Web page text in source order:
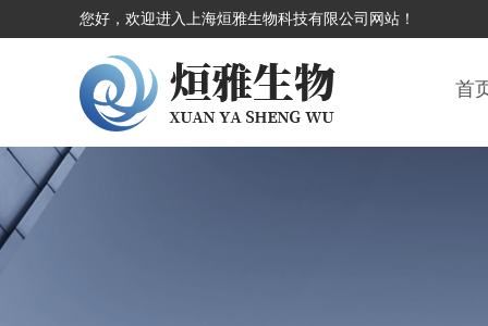
您好，欢迎进入上海烜雅生物科技有限公司网站！
首